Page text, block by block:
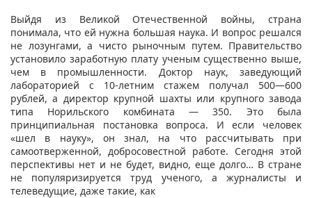
Выйдя из Великой Отечественной войны, страна
понимала, что ей нужна большая наука. И вопрос решался
не лозунгами, а чисто рыночным путем. Правительство
установило заработную плату ученым существенно выше,
чем в промышленности. Доктор наук, заведующий
лабораторией с 10-летним стажем получал 500—600
рублей, а директор крупной шахты или крупного завода
типа Норильского комбината — 350. Это была
принципиальная постановка вопроса. И если человек
«шел в науку», он знал, на что рассчитывать при
самоотверженной, добросовестной работе. Сегодня этой
перспективы нет и не будет, видно, еще долго… В стране
не популяризируется труд ученого, а журналисты и
телеведущие, даже такие, как